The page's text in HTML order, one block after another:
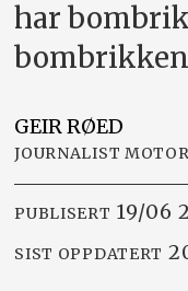
har
GEIRRØED
JOURNALIST MOTOR
PUBLISERT 19/06
SIST OPPDATERT